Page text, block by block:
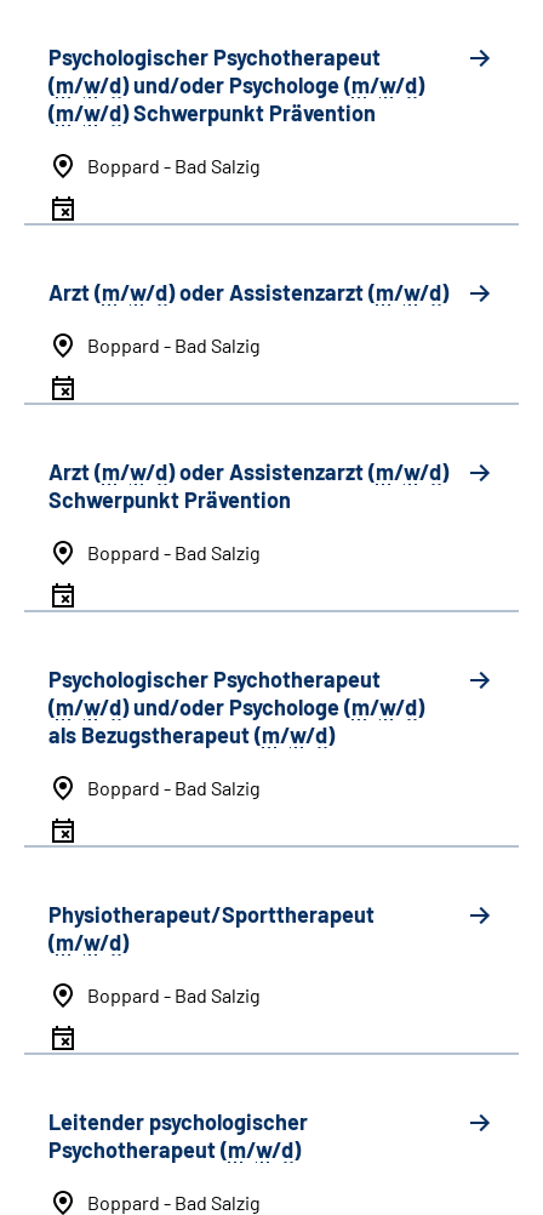
Psychologischer Psychotherapeut
(m/w/d) und/oder Psychologe (m/w/d)
(m/w/d) Schwerpunkt Prävention
Boppard - Bad Salzig
Arzt (m/w/d) oder Assistenzarzt (m/w/d)
Boppard - Bad Salzig
Arzt (m/w/d) oder Assistenzarzt (m/w/d)
Schwerpunkt Prävention
Boppard - Bad Salzig
Psychologischer Psychotherapeut
(m/w/d) und/oder Psychologe (m/w/d)
als Bezugstherapeut (m/w/d)
Boppard - Bad Salzig
Physiotherapeut/Sporttherapeut
(m/w/d)
Boppard - Bad Salzig
Leitender psychologischer
Psychotherapeut (m/w/d)
Boppard - Bad Salzig